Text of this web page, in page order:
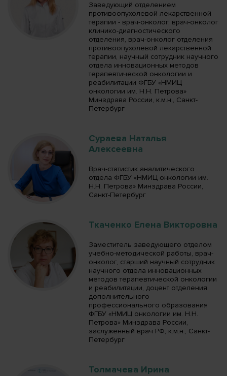
Заведующий отделением
противоопухолевой лекарственной
терапии - врач-онколог, врач-онколог
клинико-диагностического
отделения, врач-онколог отделения
противоопухолевой лекарственной
терапии, научный сотрудник научного
отдела инновационных методов
терапевтической онкологии и
реабилитации ФГБУ «НМИЦ
онкологии им. Н.Н. Петрова»
Минздрава России, к.м.н., Санкт-
Петербург
Сураева Наталья
Алексеевна
Врач-статистик аналитического
отдела ФГБУ «НМИЦ онкологии им.
Н.Н. Петрова» Минздрава России,
Санкт-Петербург
Ткаченко Елена Викторовна
Заместитель заведующего отделом
учебно-методической работы, врач-
онколог, старший научный сотрудник
научного отдела инновационных
методов терапевтической онкологии
и реабилитации, доцент отделения
дополнительного
профессионального образования
ФГБУ «НМИЦ онкологии им. Н.Н.
Петрова» Минздрава России,
заслуженный врач РФ, к.м.н., Санкт-
Петербург
Толмачева Ирина